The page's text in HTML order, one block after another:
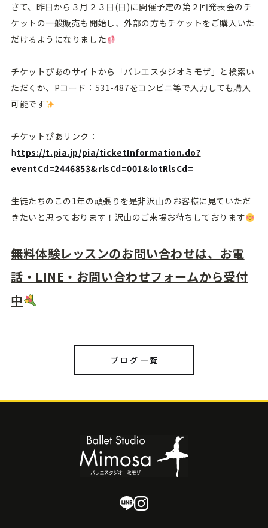
さて、昨日から３月２３日(日)に開催予定の第２回発表会のチ
ケットの一般販売も開始し、外部の方もチケットをご購入いた
だけるようになりました
チケットぴあのサイトから「バレエスタジオミモザ」と検索い
ただくか、Pコード：531-487をコンビニ等で入力しても購入
可能です
チケットぴあリンク：
https://t.pia.jp/pia/ticketInformation.do?
eventCd=2446853&rlsCd=001&lotRlsCd=
生徒たちのこの1年の頑張りを是非沢山のお客様に見ていただ
きたいと思っております！沢山のご来場お待ちしております
無料体験レッスンのお問い合わせは、お電
話・LINE・お問い合わせフォームから受付
中
ブログ一覧